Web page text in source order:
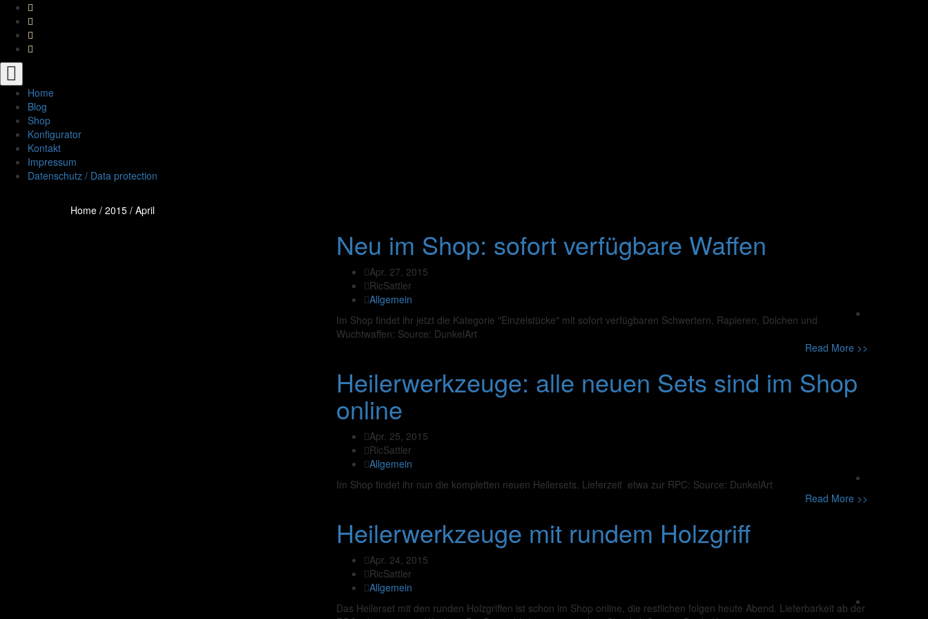
Toggle
navigation
Home
Blog
Shop
Konfigurator
Kontakt
Impressum
Datenschutz / Data protection
Home / 2015 / April
Neu im Shop: sofort verfügbare Waffen
Apr. 27, 2015
RicSattler
Allgemein
Im Shop findet ihr jetzt die Kategorie "Einzelstücke" mit sofort verfügbaren Schwertern, Rapieren, Dolchen und
Wuchtwaffen: Source: DunkelArt
Read More >>
Heilerwerkzeuge: alle neuen Sets sind im Shop
online
Apr. 25, 2015
RicSattler
Allgemein
Im Shop findet ihr nun die kompletten neuen Heilersets. Lieferzeit etwa zur RPC: Source: DunkelArt
Read More >>
Heilerwerkzeuge mit rundem Holzgriff
Apr. 24, 2015
RicSattler
Allgemein
Das Heilerset mit den runden Holzgriffen ist schon im Shop online, die restlichen folgen heute Abend. Lieferbarkeit ab der